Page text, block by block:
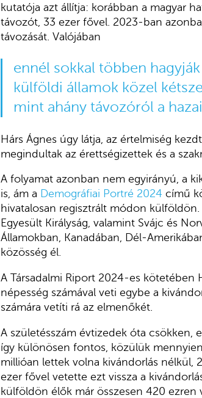
kutatója azt állítja: korábban a magyar
távozót, 33 ezer fővel. 2023-ban
távozását. Valójában
ennél sokkal többen
külföldi államok közel
mint ahány távozóról a
Hárs Ágnes úgy látja, az értelmiség
megindultak az érettségizettek és a
A folyamat azonban nem egyirányú, a
is, ám a Demográfiai Portré 2024 című
hivatalosan regisztrált módon külföldön.
Egyesült Királyság, valamint Svájc és
Államokban, Kanadában, Dél-
közösség él.
A Társadalmi Riport 2024-es kötetében
népesség számával veti egybe a
számára vetíti rá az elmenőkét.
A születésszám évtizedek óta csökken,
így különösen fontos, közülük
millióan lettek volna kivándorlás nélkül,
ezer fővel vetette ezt vissza a
külföldön élők már összesen 420 ezren